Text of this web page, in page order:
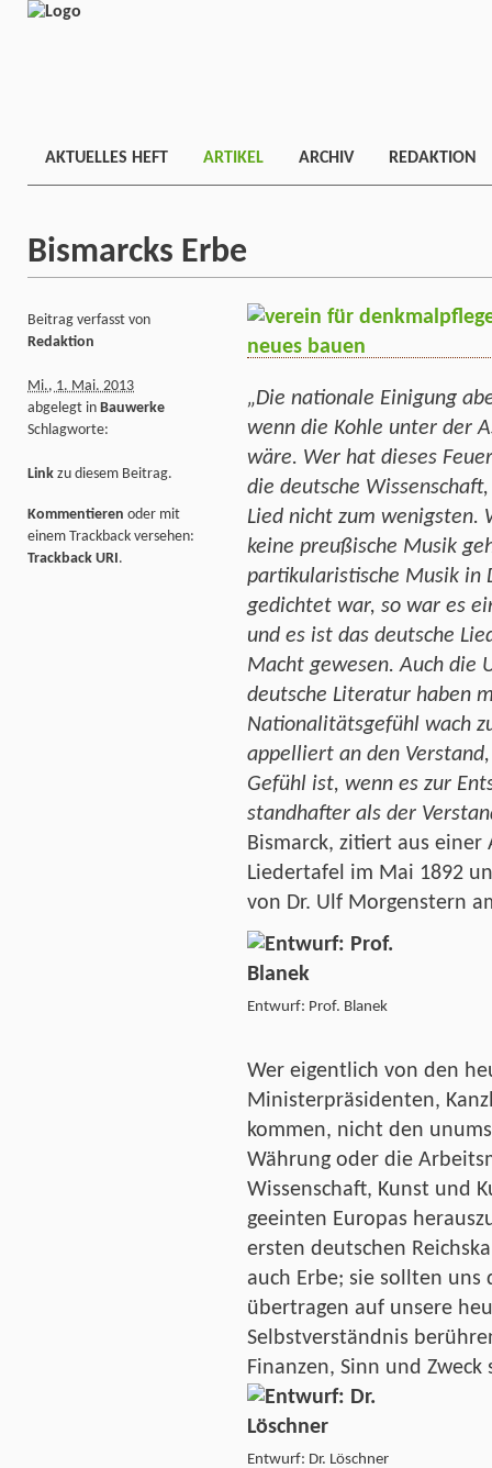
AKTUELLES HEFT ARTIKEL ARCHIV REDAKTION
Bismarcks Erbe
„Die nationale Einigung
wenn die Kohle unter der
wäre. Wer hat dieses
die deutsche
Lied nicht zum wenigsten.
keine preußische Musik
partikularistische Musik in
gedichtet war, so war es
und es ist das deutsche
Macht gewesen. Auch die
deutsche Literatur haben
Nationalitätsgefühl wach
appelliert an den
Gefühl ist, wenn es zur
standhafter als der
Bismarck, zitiert aus
Liedertafel im Mai 1892
von Dr. Ulf Morgenstern
Entwurf: Prof. Blanek
Wer eigentlich von den
Ministerpräsidenten,
kommen, nicht den
Währung oder die
Wissenschaft, Kunst und
geeinten Europas
ersten deutschen
auch Erbe; sie sollten
übertragen auf unsere
Selbstverständnis
Finanzen, Sinn und
Entwurf: Dr. Löschner
Beitrag verfasst von
Redaktion
Mi., 1. Mai. 2013
abgelegt in Bauwerke
Schlagworte:
Link zu diesem Beitrag.
Kommentieren oder mit
einem Trackback versehen:
Trackback URI.